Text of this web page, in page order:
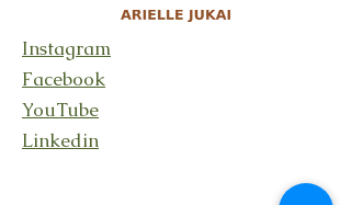
Instagram
Facebook
YouTube
Linkedin